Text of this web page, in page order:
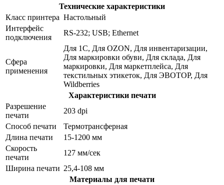
Технические характеристики
Класс принтера Настольный
Интерфейс
подключения
RS-232; USB; Ethernet
Сфера
применения
Для 1С, Для OZON, Для инвентаризации,
Для маркировки обуви, Для склада, Для
маркировки, Для маркетплейса, Для
текстильных этикеток, Для ЭВОТОР, Для
Wildberries
Характеристики печати
Разрешение
печати
203 dpi
Способ печати
Термотрансферная
Длина печати
15-1200 мм
Скорость
печати
127 мм/сек
Ширина печати 25,4-108 мм
Материалы для печати